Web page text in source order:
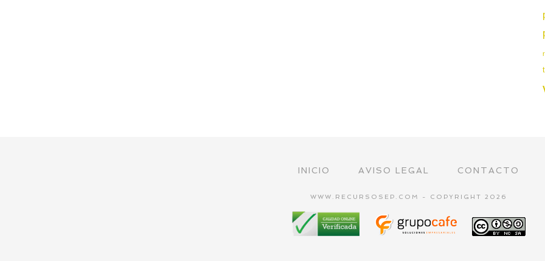
INICIO AVISO LEGAL CONTACTO
WWW.RECURSOSEP.COM - COPYRIGHT 2026